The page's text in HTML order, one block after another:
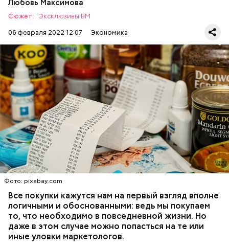
Любовь Максимова
Сюжет:
Эксклюзивы ВМ
06 февраля 2022 12:07
Экономика
Фото: pixabay.com
Все покупки кажутся нам на первый взгляд вполне
логичными и обоснованными: ведь мы покупаем
то, что необходимо в повседневной жизни. Но
даже в этом случае можно попасться на те или
иные уловки маркетологов.
Читаем ценники
ДЕНЬГИ ПСИХОЛОГИЯ
МАРКЕТИНГ
ПРОДУКТЫ
20 января ЦБпредложилзапретить на территории
России выпуск, майнинг и обращение криптовалют.
С целью «снижения угроз» банк инициировал
внесение ряда изменений в законодательство.
обращение криптовалюты на территории страны
и установить ответственность за нарушение
ответственность за нарушение запрета на
использование криптовалют в качестве средства
платежа за товары, работы и услуги, продаваемые
и покупаемые юридическими и физическими
лицами — резидентами России.